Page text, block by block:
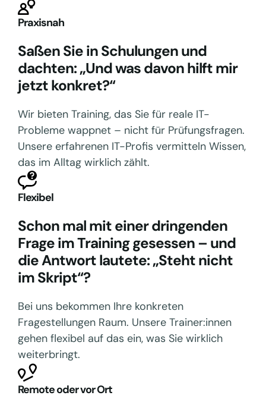
Praxisnah
Saßen Sie in Schulungen und
dachten: „Und was davon hilft mir
jetzt konkret?“
Wir bieten Training, das Sie für reale IT-
Probleme wappnet – nicht für Prüfungsfragen.
Unsere erfahrenen IT-Profis vermitteln Wissen,
das im Alltag wirklich zählt.
Flexibel
Schon mal mit einer dringenden
Frage im Training gesessen – und
die Antwort lautete: „Steht nicht
im Skript“?
Bei uns bekommen Ihre konkreten
Fragestellungen Raum. Unsere Trainer:innen
gehen flexibel auf das ein, was Sie wirklich
weiterbringt.
Remote oder vor Ort